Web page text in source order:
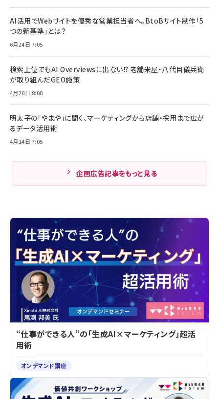
AI活用でWebサイトを優秀な営業担当者へ。BtoBサイト制作「5
つの新基準」とは？
6月24日 7:05
検索上位でもAI Overviewsに出ない!? 老舗米屋・八代目儀兵衛
が取り組んだGEO施策
4月20日 8:00
明太子の「やまや」に聞く、マーケティングから店舗・採用まで広が
るデータ活用術
4月14日 7:05
企画広告記事をもっと見る
“仕事ができる人”の「生成AI×マーケティング」超活
用術
オンデマンド講座